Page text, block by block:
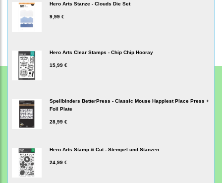
Hero Arts Stanze - Clouds Die Set
9,99 €
Hero Arts Clear Stamps - Chip Chip Hooray
15,99 €
Spellbinders BetterPress - Classic Mouse Happiest Place Press +
Foil Plate
28,99 €
Hero Arts Stamp & Cut - Stempel und Stanzen
24,99 €